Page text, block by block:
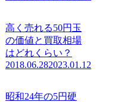
高く売れる50円玉
の価値と買取相場
はどれくらい？
2018.06.282023.01.12
昭和24年の5円硬